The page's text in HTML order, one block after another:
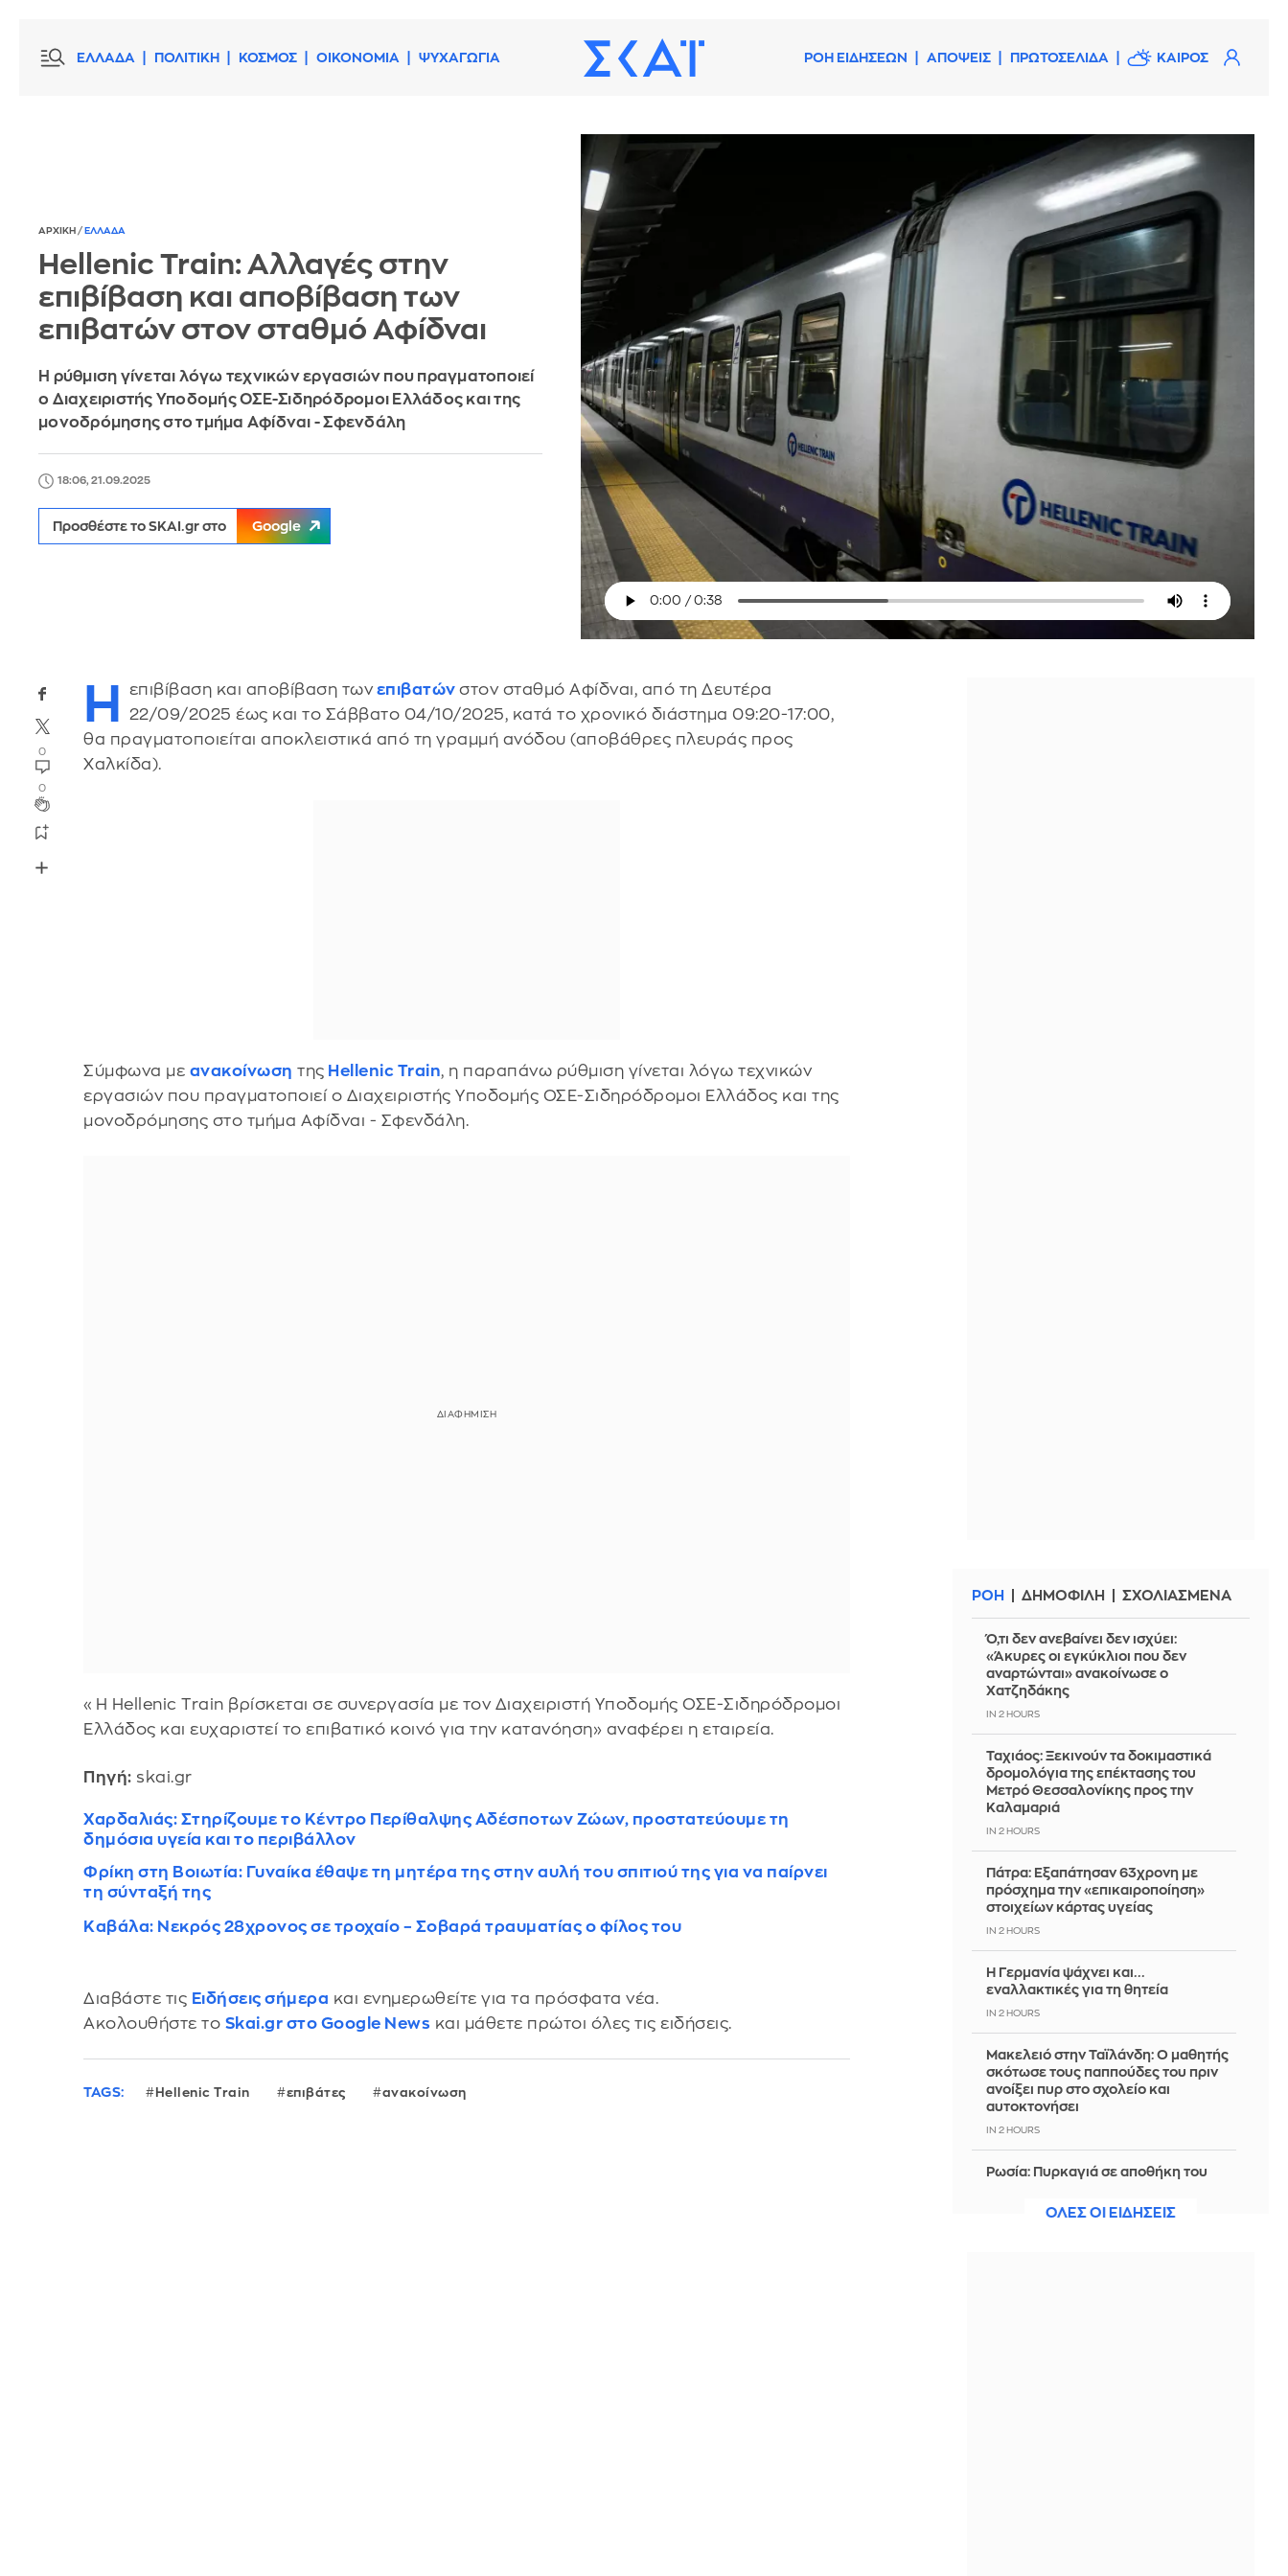
ΕΛΛΑΔΑ ΠΟΛΙΤΙΚΗ ΚΟΣΜΟΣ ΟΙΚΟΝΟΜΙΑ ΨΥΧΑΓΩΓΙΑ ΡΟΗ ΕΙΔΗΣΕΩΝ ΑΠΟΨΕΙΣ ΠΡΩΤΟΣΕΛΙΔΑ ΚΑΙΡΟΣ
ΑΡΧΙΚΗ / ΕΛΛΑΔΑ
Hellenic Train: Αλλαγές στην
επιβίβαση και αποβίβαση των
επιβατών στον σταθμό Αφίδναι
Η ρύθμιση γίνεται λόγω τεχνικών εργασιών που πραγματοποιεί
ο Διαχειριστής Υποδομής ΟΣΕ-Σιδηρόδρομοι Ελλάδος και της
μονοδρόμησης στο τμήμα Αφίδναι - Σφενδάλη
18:06, 21.09.2025
Προσθέστε το SKAI.gr στο Google
0
0
Η επιβίβαση και αποβίβαση των επιβατώνστον σταθμό Αφίδναι, από τη Δευτέρα
22/09/2025 έως και το Σάββατο 04/10/2025, κατά το χρονικό διάστημα 09:20-17:00,
θα πραγματοποιείται αποκλειστικά από τη γραμμή ανόδου (αποβάθρες πλευράς προς
Χαλκίδα).
Σύμφωνα με ανακοίνωση της Hellenic Train, η παραπάνω ρύθμιση γίνεται λόγω τεχνικών
εργασιών που πραγματοποιεί ο Διαχειριστής Υποδομής ΟΣΕ-Σιδηρόδρομοι Ελλάδος και της
μονοδρόμησης στο τμήμα Αφίδναι - Σφενδάλη.
«Η Hellenic Τrain βρίσκεται σε συνεργασία με τον Διαχειριστή Υποδομής ΟΣΕ-Σιδηρόδρομοι
Ελλάδος και ευχαριστεί το επιβατικό κοινό για την κατανόηση» αναφέρει η εταιρεία.
Πηγή: skai.gr
Χαρδαλιάς: Στηρίζουμε το Κέντρο Περίθαλψης Αδέσποτων Ζώων, προστατεύουμε τη
δημόσια υγεία και το περιβάλλον
Φρίκη στη Βοιωτία: Γυναίκα έθαψε τη μητέρα της στην αυλή του σπιτιού της για να παίρνει
τη σύνταξή της
Καβάλα: Νεκρός 28χρονος σε τροχαίο – Σοβαρά τραυματίας ο φίλος του
Διαβάστε τις Ειδήσεις σήμερα και ενημερωθείτε για τα πρόσφατα νέα.
Ακολουθήστε το Skai.gr στο Google News και μάθετε πρώτοι όλες τις ειδήσεις.
TAGS: Hellenic Train επιβάτες ανακοίνωση
ΡΟΗ ΔΗΜΟΦΙΛΗ ΣΧΟΛΙΑΣΜΕΝΑ
Ό,τι δεν ανεβαίνει δεν ισχύει:
«Άκυρες οι εγκύκλιοι που δεν
αναρτώνται» ανακοίνωσε ο
Χατζηδάκης
IN 2 HOURS
Ταχιάος: Ξεκινούν τα δοκιμαστικά
δρομολόγια της επέκτασης του
Μετρό Θεσσαλονίκης προς την
Καλαμαριά
IN 2 HOURS
Πάτρα: Εξαπάτησαν 63χρονη με
πρόσχημα την «επικαιροποίηση»
στοιχείων κάρτας υγείας
IN 2 HOURS
H Γερμανία ψάχνει και...
εναλλακτικές για τη θητεία
IN 2 HOURS
Μακελειό στην Ταϊλάνδη: Ο μαθητής
σκότωσε τους παππούδες του πριν
ανοίξει πυρ στο σχολείο και
αυτοκτονήσει
IN 2 HOURS
Ρωσία: Πυρκαγιά σε αποθήκη του
ΟΛΕΣ ΟΙ ΕΙΔΗΣΕΙΣ